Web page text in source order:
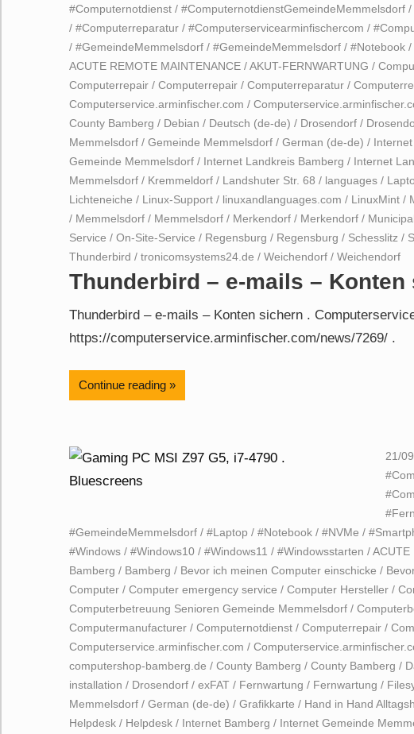
#Computernotdienst / #ComputernotdienstGemeindeMemmelsdorf /
/ #Computerreparatur / #Computerservicearminfischercom /
/ #GemeindeMemmelsdorf / #GemeindeMemmelsdorf / #Notebook /
ACUTE REMOTE MAINTENANCE /AKUT-FERNWARTUNG /
Computerrepair / Computerrepair / Computerreparatur /
Computerservice.arminfischer.com /
County Bamberg / Debian / Deutsch (de-de) / Drosendorf /
Memmelsdorf / Gemeinde Memmelsdorf / German (de-de) /
Gemeinde Memmelsdorf / Internet Landkreis Bamberg / Internet
Memmelsdorf / Kremmeldorf / Landshuter Str. 68 / languages /
Lichteneiche / Linux-Support / linuxandlanguages.com / LinuxMint /
/ Memmelsdorf / Memmelsdorf / Merkendorf / Merkendorf /
Service / On-Site-Service / Regensburg / Regensburg / Schesslitz /
Thunderbird / tronicomsystems24.de / Weichendorf / Weichendorf
Thunderbird – e-mails – Konten
Thunderbird – e-mails – Konten sichern .
https://computerservice.arminfischer.com/news/7269/ .
Continue reading
21/
#GemeindeMemmelsdorf / #Laptop / #Notebook / #NVMe /
#Windows / #Windows10 / #Windows11 / #Windowsstarten /ACUTE
Bamberg / Bamberg / Bevor ich meinen Computer einschicke /
Computer / Computer emergency service / Computer Hersteller /
Computerbetreuung Senioren Gemeinde Memmelsdorf /
Computermanufacturer / Computernotdienst / Computerrepair /
Computerservice.arminfischer.com /
computershop-bamberg.de / County Bamberg / County Bamberg /
installation / Drosendorf / exFAT / Fernwartung / Fernwartung /
Memmelsdorf / German (de-de) / Grafikkarte / Hand in Hand
Helpdesk / Helpdesk / Internet Bamberg / Internet Gemeinde